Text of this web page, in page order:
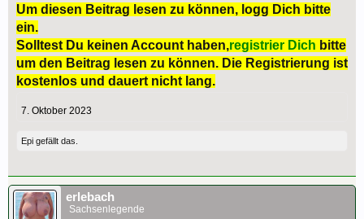
Um diesen Beitrag lesen zu können, logg Dich bitte
ein.
Solltest Du keinen Account haben,registrier Dich bitte
um den Beitrag lesen zu können. Die Registrierung ist
kostenlos und dauert nicht lang.
7. Oktober 2023
Epi gefällt das.
erlebach
Sachsenlegende